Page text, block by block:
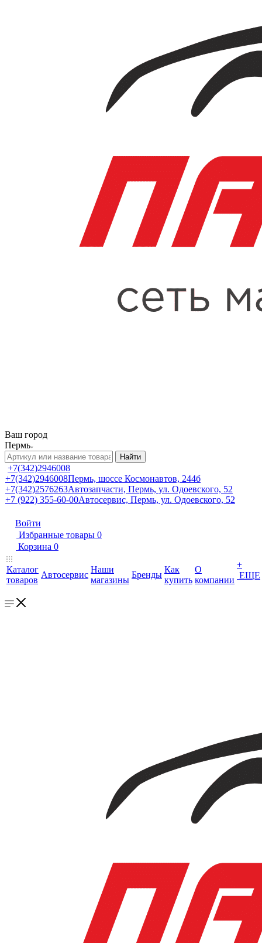
Ваш город
Пермь
Найти
+7(342)2946008
+7(342)2946008Пермь, шоссе Космонавтов, 244б
+7(342)2576263Автозапчасти, Пермь, ул. Одоевского, 52
+7 (922) 355-60-00Автосервис, Пермь, ул. Одоевского, 52
Войти
Избранные товары 0
Корзина 0
Каталог
товаров
Автосервис
Наши
магазины
Бренды
Как
купить
О
компании
+
ЕЩЕ